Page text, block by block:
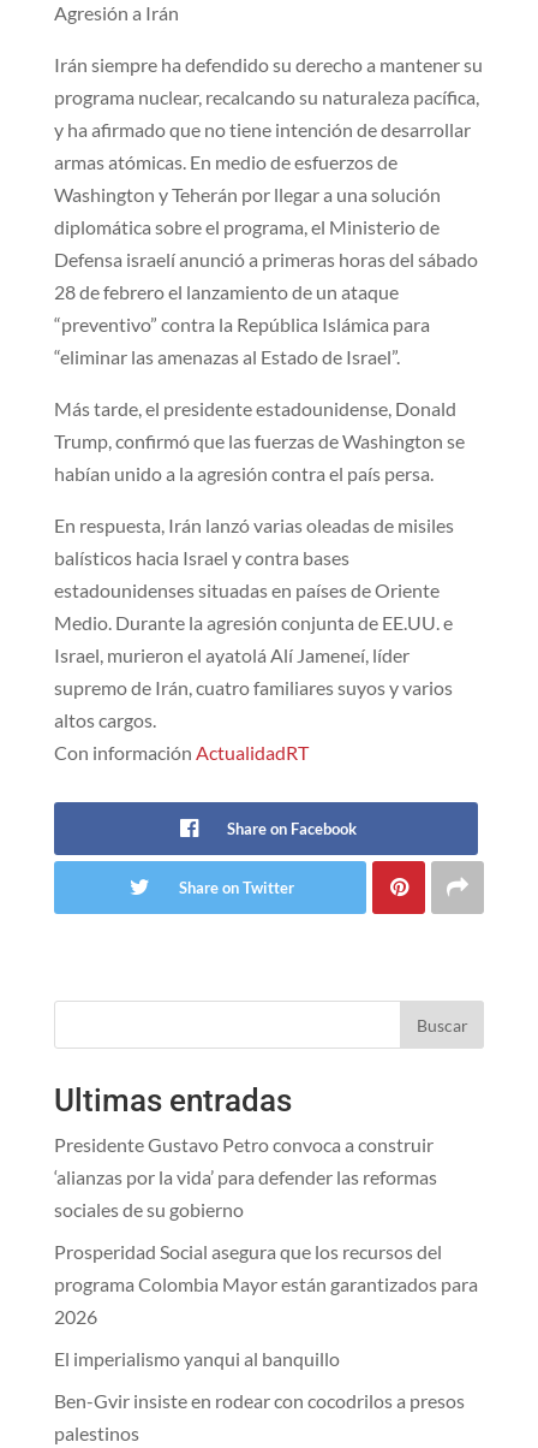
Agresión a Irán
Irán siempre ha defendido su derecho a mantener su
programa nuclear, recalcando su naturaleza pacífica,
y ha afirmado que no tiene intención de desarrollar
armas atómicas. En medio de esfuerzos de
Washington y Teherán por llegar a una solución
diplomática sobre el programa, el Ministerio de
Defensa israelí anunció a primeras horas del sábado
28 de febrero el lanzamiento de un ataque
“preventivo” contra la República Islámica para
“eliminar las amenazas al Estado de Israel”.
Más tarde, el presidente estadounidense, Donald
Trump, confirmó que las fuerzas de Washington se
habían unido a la agresión contra el país persa.
En respuesta, Irán lanzó varias oleadas de misiles
balísticos hacia Israel y contra bases
estadounidenses situadas en países de Oriente
Medio. Durante la agresión conjunta de EE.UU. e
Israel, murieron el ayatolá Alí Jameneí, líder
supremo de Irán, cuatro familiares suyos y varios
altos cargos.
Con información ActualidadRT
Share on Facebook
Share on Twitter
Buscar
Ultimas entradas
Presidente Gustavo Petro convoca a construir
‘alianzas por la vida’ para defender las reformas
sociales de su gobierno
Prosperidad Social asegura que los recursos del
programa Colombia Mayor están garantizados para
2026
El imperialismo yanqui al banquillo
Ben-Gvir insiste en rodear con cocodrilos a presos
palestinos